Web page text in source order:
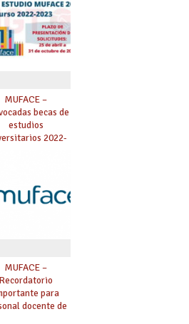
MUFACE –
becas de
estudios
2022-
MUFACE –
Recordatorio
para
docente de